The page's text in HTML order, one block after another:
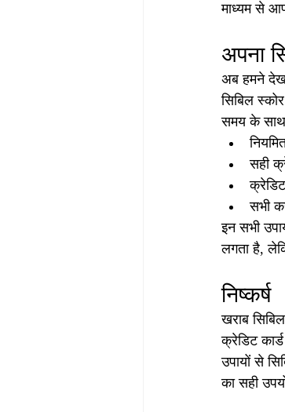
माध्यम से
अपना
अब हमने
सिबिल
समय के
सही
सभी
इन सभी
लगता है,
निष्कर्ष
खराब
क्रेडिट
उपायों से
का सही